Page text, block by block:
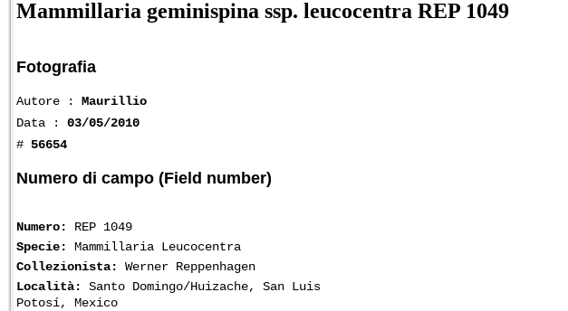
Mammillaria geminispina ssp. leucocentra REP 1049
Fotografia
Autore : Maurillio
Data : 03/05/2010
# 56654
Numero di campo (Field number)
Numero:
REP 1049
Specie:
Mammillaria Leucocentra
Collezionista:
Werner Reppenhagen
Località:
Santo Domingo/Huizache, San Luis
Potosí, Mexico